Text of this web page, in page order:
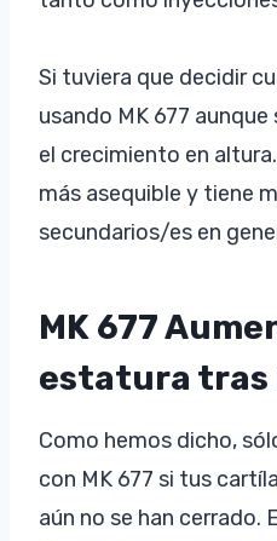
Si tuviera que decidir
usando MK 677
el crecimiento en
más asequible y tiene
secundarios/es en
MK 677
estatura tras
Como hemos dicho,
con MK 677 si tus
aún no se han cerrado.